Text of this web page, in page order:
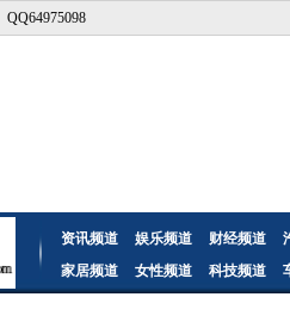
QQ64975098
资讯频道 娱乐频道 财经频道
家居频道
女性频道 科技频道